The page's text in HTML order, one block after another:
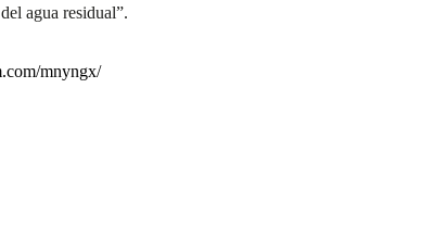
agua residual”.
mnyngx/